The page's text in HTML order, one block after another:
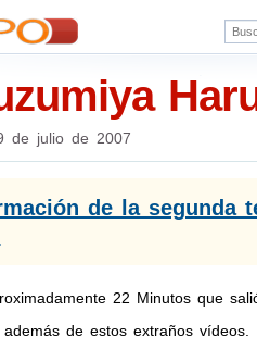
de julio de 2007
de la segunda
22 Minutos que
de estos extraños vídeos.